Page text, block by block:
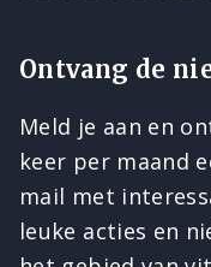
Ontvang de
Meld je aan en
keer per maand
mail met
leuke acties en